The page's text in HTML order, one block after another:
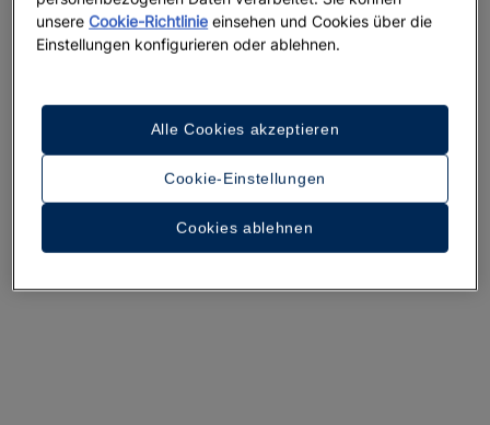
36 Fotos und Videos anzeigen
unsereCookie-Richtlinie einsehen und Cookies über die
Einstellungen konfigurieren oder ablehnen.
Cookie-Einstellungen
Cookies ablehnen
Alle Cookies akzeptieren